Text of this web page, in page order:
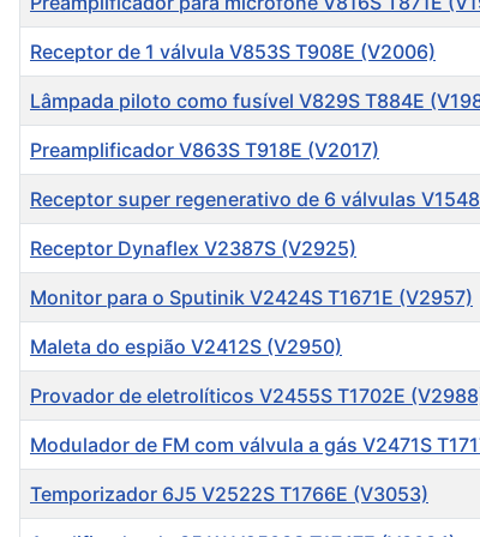
Receptor de 1 válvula V853S T908E (V2006)
Lâmpada piloto como fusível V829S T884E
Preamplificador V863S T918E (V2017)
Receptor super regenerativo de 6 válvulas
Receptor Dynaflex V2387S (V2925)
Monitor para o Sputinik V2424S T1671E (V2957)
Maleta do espião V2412S (V2950)
Provador de eletrolíticos V2455S T1702E
Modulador de FM com válvula a gás V2471S
Temporizador 6J5 V2522S T1766E (V3053)